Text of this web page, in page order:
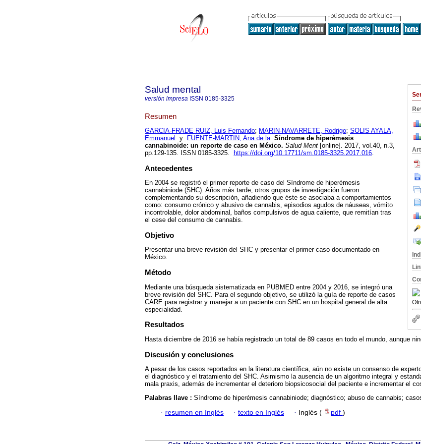
Salud mental
versión impresa ISSN 0185-3325
Resumen
GARCIA-FRADE RUIZ, Luis Fernando; MARIN-NAVARRETE, Rodrigo; SOLIS AYALA,
Emmanuel
y FUENTE-MARTIN, Ana de la. Síndrome de hiperémesis
cannabinoide: un reporte de caso en México. Salud Ment [online]. 2017, vol.40, n.3,
pp.129-135. ISSN 0185-3325.
https://doi.org/10.17711/sm.0185-3325.2017.016.
Antecedentes
En 2004 se registró el primer reporte de caso del Síndrome de hiperémesis
cannabiniode (SHC). Años más tarde, otros grupos de investigación fueron
complementando su descripción, añadiendo que éste se asociaba a comportamientos
como: consumo crónico y abusivo de cannabis, episodios agudos de náuseas, vómito
incontrolable, dolor abdominal, baños compulsivos de agua caliente, que remitían tras
el cese del consumo de cannabis.
Objetivo
Presentar una breve revisión del SHC y presentar el primer caso documentado en
México.
Método
Mediante una búsqueda sistematizada en PUBMED entre 2004 y 2016, se integró una
breve revisión del SHC. Para el segundo objetivo, se utilizó la guía de reporte de casos
CARE para registrar y manejar a un paciente con SHC en un hospital general de alta
especialidad.
Resultados
Hasta diciembre de 2016 se había registrado un total de 89 casos en todo el mundo, aunque
Discusión y conclusiones
A pesar de los casos reportados en la literatura científica, aún no existe un consenso de
el diagnóstico y el tratamiento del SHC. Asimismo la ausencia de un algoritmo integral y
mala praxis, además de incrementar el deterioro biopsicosocial del paciente e incrementar el
Palabras llave : Síndrome de hiperémesis cannabiniode; diagnóstico; abuso de cannabis;
· resumen en Inglés · texto en Inglés · Inglés ( pdf )